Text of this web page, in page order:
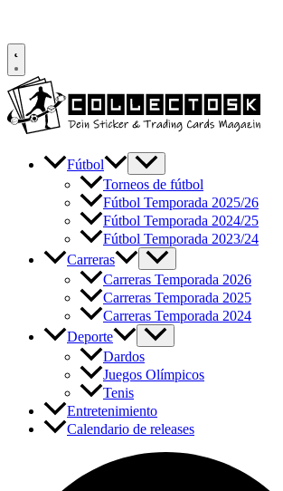
Fútbol
Torneos de fútbol
Fútbol Temporada 2025/26
Fútbol Temporada 2024/25
Fútbol Temporada 2023/24
Carreras
Carreras Temporada 2026
Carreras Temporada 2025
Carreras Temporada 2024
Deporte
Dardos
Juegos Olímpicos
Tenis
Entretenimiento
Calendario de releases